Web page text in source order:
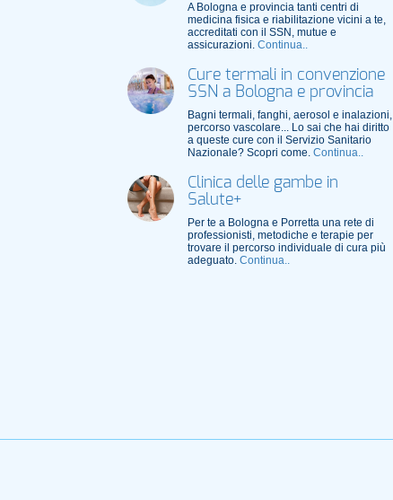
A Bologna e provincia tanti centri di
medicina fisica e riabilitazione vicini a te,
accreditati con il SSN, mutue e
assicurazioni. Continua..
Cure termali in convenzione
SSN a Bologna e provincia
Bagni termali, fanghi, aerosol e inalazioni,
percorso vascolare... Lo sai che hai diritto
a queste cure con il Servizio Sanitario
Nazionale? Scopri come. Continua..
Clinica delle gambe in
Salute+
Per te a Bologna e Porretta una rete di
professionisti, metodiche e terapie per
trovare il percorso individuale di cura più
adeguato. Continua..